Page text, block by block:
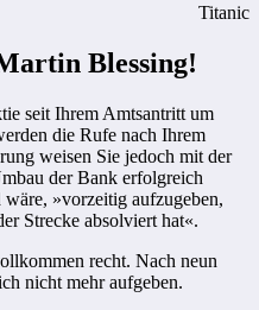
Titanic
Blessing!
seit Ihrem Amtsantritt um
die Rufe nach Ihrem
weisen Sie jedoch mit der
der Bank erfolgreich
wäre, »vorzeitig aufzugeben,
Strecke absolviert hat«.
recht. Nach neun
nicht mehr aufgeben.